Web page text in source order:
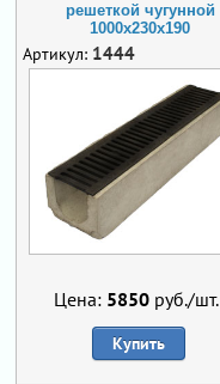
решеткой чугунной
1000x230x190
Артикул: 1444
Цена: 5850руб./шт.
Купить